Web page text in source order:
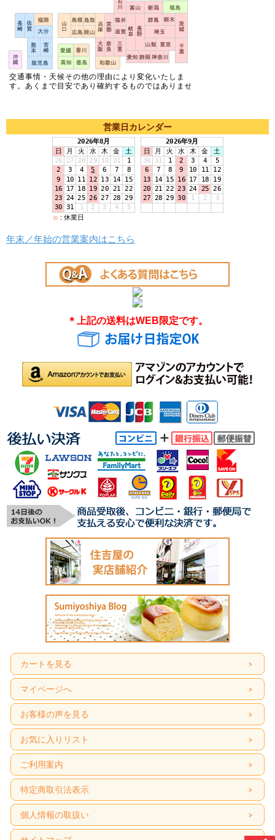
営業日カレンダー
年末／年始の営業案内はこちら
＊上記の送料はWEB限定です。
カートを見る
マイページへ
お客様の声を見る
お気に入りリスト
ご利用案内
特定商取引法表示
個人情報の取扱い